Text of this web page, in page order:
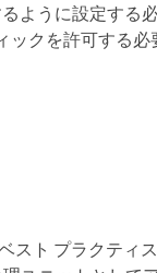
ように設定する
ックを許可する
スト プラクティ